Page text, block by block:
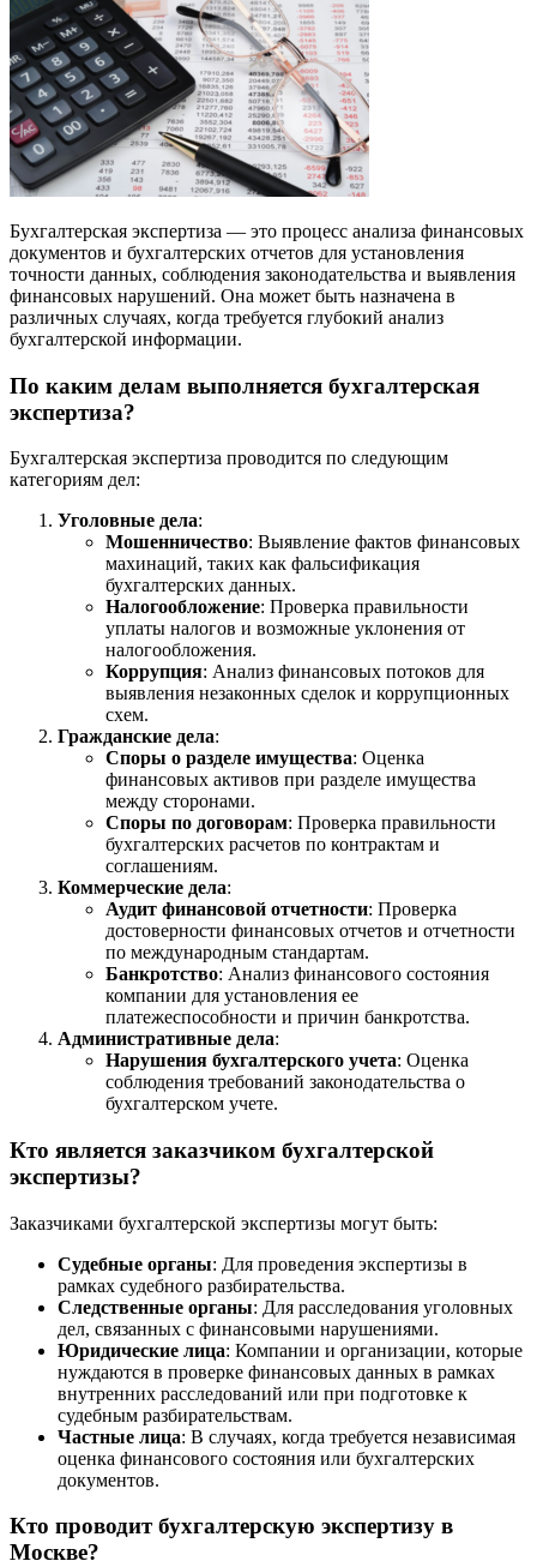
Бухгалтерская экспертиза — это процесс анализа финансовых
документов и бухгалтерских отчетов для установления
точности данных, соблюдения законодательства и выявления
финансовых нарушений. Она может быть назначена в
различных случаях, когда требуется глубокий анализ
бухгалтерской информации.
По каким делам выполняется бухгалтерская
экспертиза?
Бухгалтерская экспертиза проводится по следующим
категориям дел:
Уголовные дела:
Мошенничество: Выявление фактов финансовых
махинаций, таких как фальсификация
бухгалтерских данных.
Налогообложение: Проверка правильности
уплаты налогов и возможные уклонения от
налогообложения.
Коррупция: Анализ финансовых потоков для
выявления незаконных сделок и коррупционных
схем.
Гражданские дела:
Споры о разделе имущества: Оценка
финансовых активов при разделе имущества
между сторонами.
Споры по договорам: Проверка правильности
бухгалтерских расчетов по контрактам и
соглашениям.
Коммерческие дела:
Аудит финансовой отчетности: Проверка
достоверности финансовых отчетов и отчетности
по международным стандартам.
Банкротство: Анализ финансового состояния
компании для установления ее
платежеспособности и причин банкротства.
Административные дела:
Нарушения бухгалтерского учета: Оценка
соблюдения требований законодательства о
бухгалтерском учете.
Кто является заказчиком бухгалтерской
экспертизы?
Заказчиками бухгалтерской экспертизы могут быть:
Судебные органы: Для проведения экспертизы в
рамках судебного разбирательства.
Следственные органы: Для расследования уголовных
дел, связанных с финансовыми нарушениями.
Юридические лица: Компании и организации, которые
нуждаются в проверке финансовых данных в рамках
внутренних расследований или при подготовке к
судебным разбирательствам.
Частные лица: В случаях, когда требуется независимая
оценка финансового состояния или бухгалтерских
документов.
Кто проводит бухгалтерскую экспертизу в
Москве?